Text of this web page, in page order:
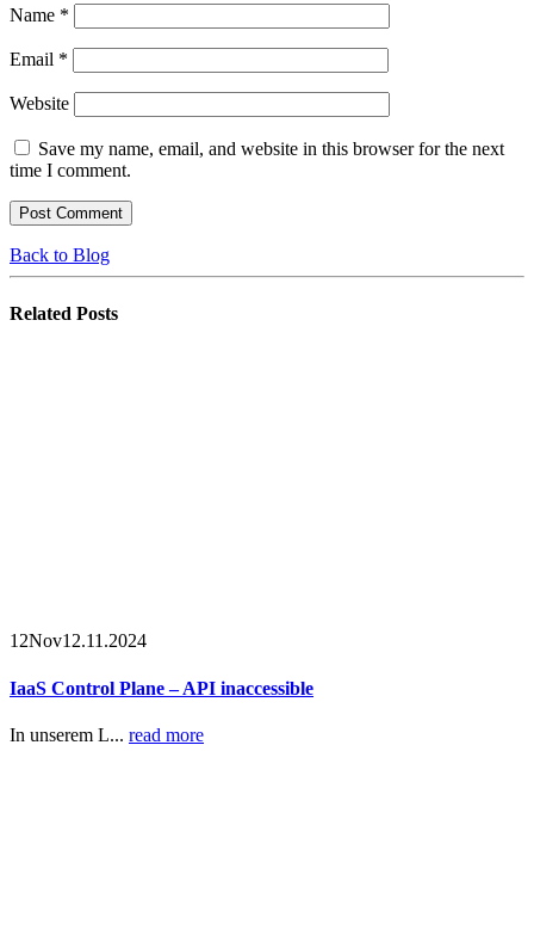
Name *
Email *
Website
Save my name, email, and website in this browser for the next
time I comment.
Back to Blog
Related Posts
12Nov12.11.2024
IaaS Control Plane – API inaccessible
In unserem L... read more